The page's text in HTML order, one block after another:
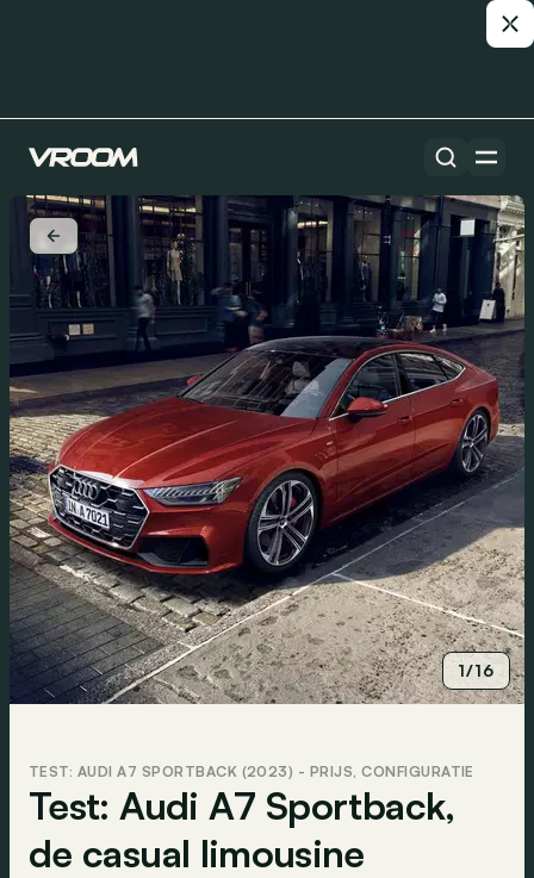
1/16
TEST: AUDI A7 SPORTBACK (2023) - PRIJS, CONFIGURATIE
Test: Audi A7 Sportback,
de casual limousine